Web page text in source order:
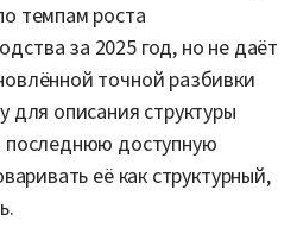
темпам роста
за 2025 год, но не даёт
точной разбивки
для описания структуры
последнюю доступную
её как структурный,